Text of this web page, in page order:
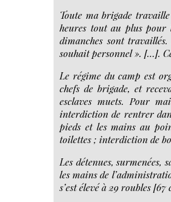
Toute ma brigade
heures tout au plus pour
dimanches sont
souhait personnel ». […].
Le régime du camp est
chefs de brigade, et
esclaves muets. Pour
interdiction de rentrer
pieds et les mains au
toilettes ; interdiction de
Les détenues, surmenées,
les mains de
s’est élevé à 29 roubles